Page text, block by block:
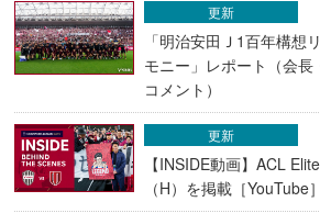
「明治安田Ｊ1百年構想
モニー」レポート（会
コメント）
更新
【INSIDE動画】ACL
（H）を掲載［YouTube］
更新